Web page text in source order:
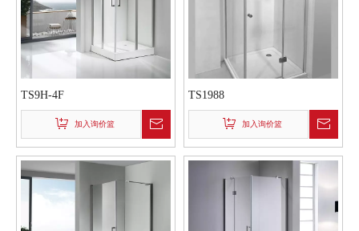
TS9H-4F
加入询价篮
TS1988
加入询价篮